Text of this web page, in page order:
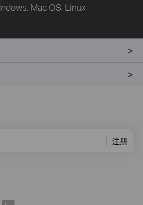
Mac OS, Linux
注册